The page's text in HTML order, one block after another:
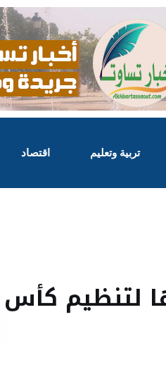
تربية وتعليم اقتصاد
لتنظيم كأس